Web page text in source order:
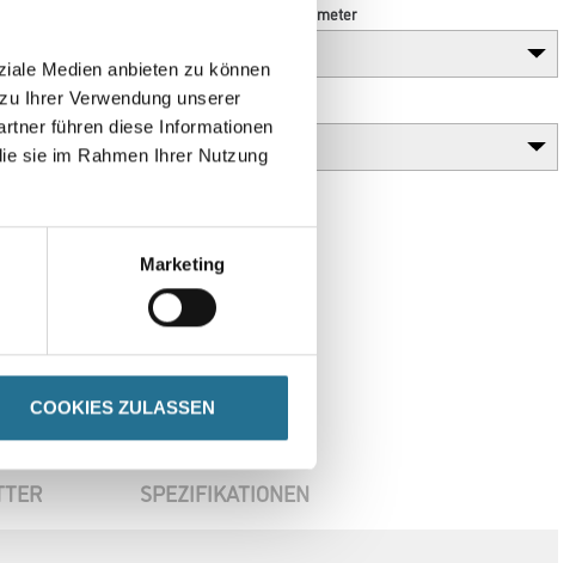
Medien anbieten zu können
Ihrer Verwendung unserer
führen diese Informationen
sie im Rahmen Ihrer Nutzung
Marketing
COOKIES ZULASSEN
Länge in centimeter
Gebinde
SPEZIFIKATIONEN